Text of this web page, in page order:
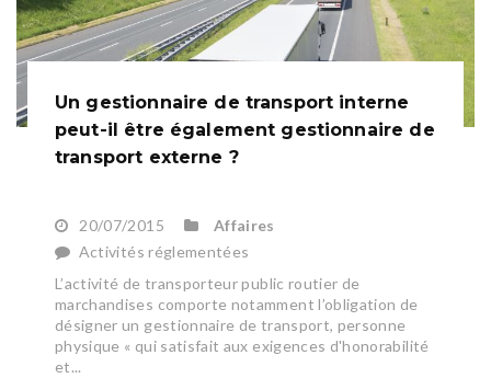
Un gestionnaire de transport interne
peut-il être également gestionnaire de
transport externe ?
20/07/2015
Affaires
Activités réglementées
L’activité de transporteur public routier de
marchandises comporte notamment l’obligation de
désigner un gestionnaire de transport, personne
physique « qui satisfait aux exigences d'honorabilité
et...